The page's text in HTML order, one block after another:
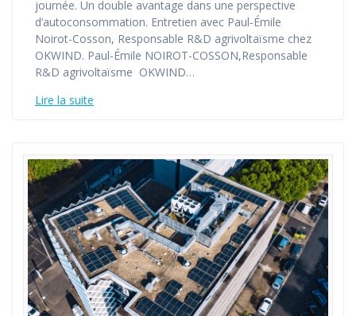
journée. Un double avantage dans une perspective
d’autoconsommation. Entretien avec Paul-Émile
Noirot-Cosson, Responsable R&D agrivoltaïsme chez
OKWIND. Paul-Émile NOIROT-COSSON,Responsable
R&D agrivoltaïsme OKWIND…
Lire la suite